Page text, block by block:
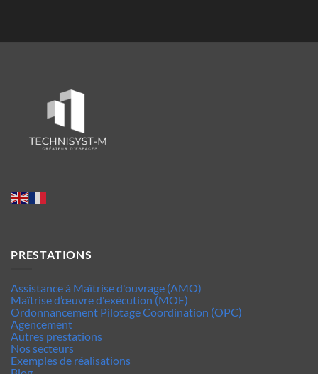
PRESTATIONS
Assistance à Maîtrise d'ouvrage (AMO)
Maîtrise d’œuvre d'exécution (MOE)
Ordonnancement Pilotage Coordination (OPC)
Agencement
Autres prestations
Nos secteurs
Exemples de réalisations